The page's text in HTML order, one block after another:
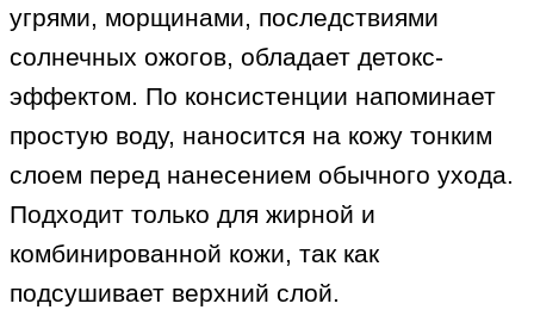
угрями, морщинами, последствиями
солнечных ожогов, обладает детокс-
эффектом. По консистенции напоминает
простую воду, наносится на кожу тонким
слоем перед нанесением обычного ухода.
Подходит только для жирной и
комбинированной кожи, так как
подсушивает верхний слой.